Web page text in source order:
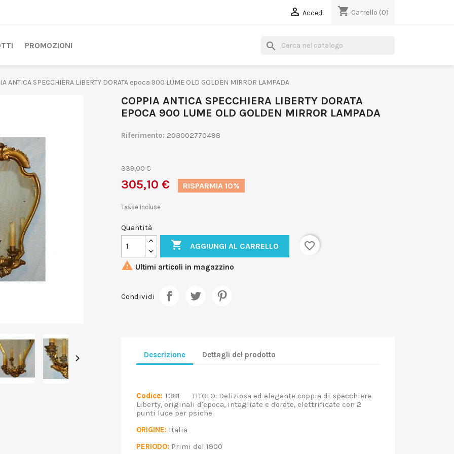
 Accedi shopping_cart Carrello (0)
PROMOZIONI search
ANTICA SPECCHIERA LIBERTY DORATA epoca 900 LUME OLD GOLDEN MIRROR LAMPADA

COPPIA ANTICA SPECCHIERA LIBERTY DORATA
EPOCA 900 LUME OLD GOLDEN MIRROR LAMPADA
Riferimento: 203002770498
339,00 €
305,10 € RISPARMIA 10%
Tasse incluse
Quantità
 AGGIUNGI AL CARRELLO
favorite_border
 Ultimi articoli in magazzino
Condividi
Descrizione Dettagli del prodotto
Codice:T381 TITOLO: Deliziosa ed elegante coppia di specchiere
Liberty, originali d'epoca, intagliate e dorate, elettrificate con 2
punti luce per psiche
ORIGINE: Italia
PERIODO: Primi del 1900